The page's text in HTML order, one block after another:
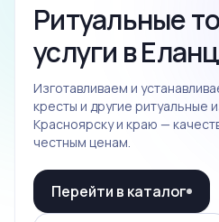
Ритуальные
услуги в
Изготавливаем и
кресты и другие ритуальные
Красноярску и краю —
честным ценам.
Перейти в каталог